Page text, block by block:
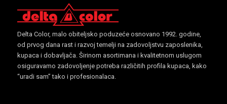
Delta Color, malo obiteljsko poduzeće osnovano 1992. godine,
od prvog dana rast i razvoj temelji na zadovoljstvu zaposlenika,
kupaca i dobavljača. Širinom asortimana i kvalitetnom uslugom
osiguravamo zadovoljenje potreba različitih profila kupaca, kako
“uradi sam” tako i profesionalaca.